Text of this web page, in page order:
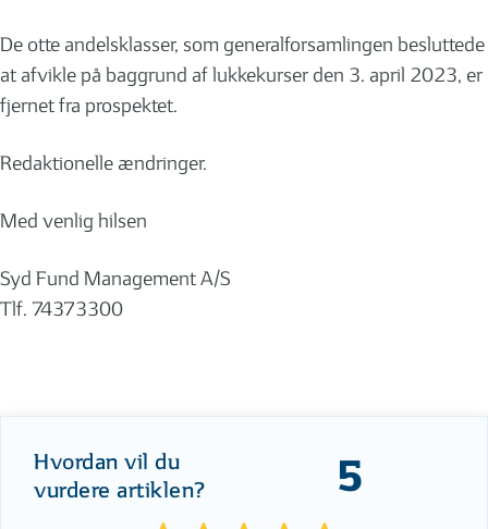
De otte andelsklasser, som generalforsamlingen besluttede
at afvikle på baggrund af lukkekurser den 3. april 2023, er
fjernet fra prospektet.
Redaktionelle ændringer.
Med venlig hilsen
Syd Fund Management A/S
Tlf. 74373300
Hvordan vil du
vurdere artiklen?
5